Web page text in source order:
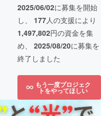
2025/06/02に募集を開始
し、 177人の支援により
1,497,802円の資金を集
め、 2025/08/20に募集を
終了しました
もう一度プロジェク
トをやってほしい